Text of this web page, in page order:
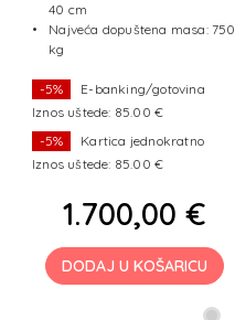
40 cm
Najveća dopuštena masa: 750
kg
-5%
E-banking/gotovina
Iznos uštede: 85.00 €
-5%
Kartica jednokratno
Iznos uštede: 85.00 €
1.700,00 €
DODAJ U KOŠARICU